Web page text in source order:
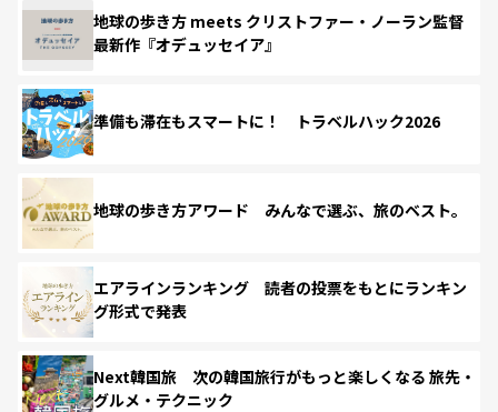
地球の歩き方 meets クリストファー・ノーラン監督
最新作『オデュッセイア』
準備も滞在もスマートに！ トラベルハック2026
地球の歩き方アワード みんなで選ぶ、旅のベスト。
エアラインランキング 読者の投票をもとにランキン
グ形式で発表
Next韓国旅 次の韓国旅行がもっと楽しくなる 旅先・
グルメ・テクニック